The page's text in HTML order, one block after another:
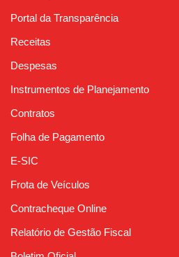
Portal da Transparência
Receitas
Despesas
Instrumentos de Planejamento
Contratos
Folha de Pagamento
E-SIC
Frota de Veículos
Contracheque Online
Relatório de Gestão Fiscal